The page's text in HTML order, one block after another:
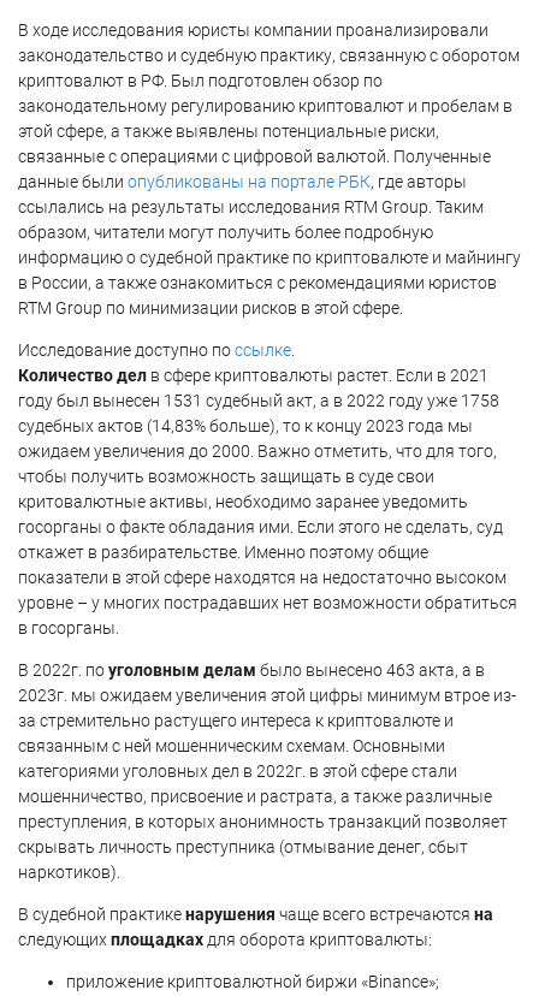
В ходе исследования юристы компании проанализировали
законодательство и судебную практику, связанную с оборотом
криптовалют в РФ. Был подготовлен обзор по
законодательному регулированию криптовалют и пробелам в
этой сфере, а также выявлены потенциальные риски,
связанные с операциями с цифровой валютой. Полученные
данные были опубликованы на портале РБК, где авторы
ссылались на результаты исследования RTM Group. Таким
образом, читатели могут получить более подробную
информацию о судебной практике по криптовалюте и майнингу
в России, а также ознакомиться с рекомендациями юристов
RTM Group по минимизации рисков в этой сфере.
Исследование доступно поссылке
Количество дел в сфере криптовалюты растет. Если в 2021
году был вынесен 1531 судебный акт, а в 2022 году уже 1758
судебных актов (14,83% больше), то к концу 2023 года мы
ожидаем увеличения до 2000. Важно отметить, что для того,
чтобы получить возможность защищать в суде свои
критовалютные активы, необходимо заранее уведомить
госорганы о факте обладания ими. Если этого не сделать, суд
откажет в разбирательстве. Именно поэтому общие
показатели в этой сфере находятся на недостаточно высоком
уровне – у многих пострадавших нет возможности обратиться
в госорганы.
В 2022г. поуголовным делам было вынесено 463 акта, а в
2023г. мы ожидаем увеличения этой цифры минимум втрое из-
за стремительно растущего интереса к криптовалюте и
связанным с ней мошенническим схемам. Основными
категориями уголовных дел в 2022г. в этой сфере стали
мошенничество, присвоение и растрата, а также различные
преступления, в которых анонимность транзакций позволяет
скрывать личность преступника (отмывание денег, сбыт
наркотиков).
В судебной практикенарушения чаще всего встречаются на
следующих площадках для оборота криптовалюты:
приложение криптовалютной биржи «Binance»;